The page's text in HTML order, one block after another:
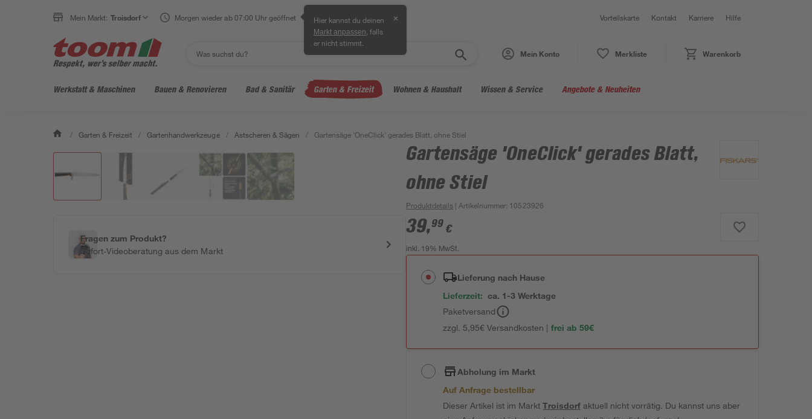
Mein Markt: Troisdorf Morgen wieder ab 07:00 Uhr geöffnet Hier kannst du deinen
Markt anpassen , falls
er nicht stimmt.
✕ Vorteilskarte Kontakt Karriere Hilfe
Mein Konto Merkliste Warenkorb
Werkstatt & Maschinen Bauen & Renovieren Bad & Sanitär Garten & Freizeit Wohnen & Haushalt Wissen & Service Angebote & Neuheiten
/ Garten & Freizeit / Gartenhandwerkzeuge / Astscheren & Sägen / Gartensäge 'OneClick' gerades Blatt, ohne Stiel
Fragen zum Produkt?
Sofort-Videoberatung aus dem Markt
Gartensäge 'OneClick' gerades Blatt,
ohne Stiel
Produktdetails | Artikelnummer: 10523926
39,99 €
inkl. 19% MwSt.
Lieferung nach Hause
Lieferzeit: ca. 1-3 Werktage
Paketversand
zzgl. 5,95€ Versandkosten | frei ab 59€
Abholung im Markt
Auf Anfrage bestellbar
Dieser Artikel ist im MarktTroisdorfaktuell nicht vorrätig. Du kannst uns aber